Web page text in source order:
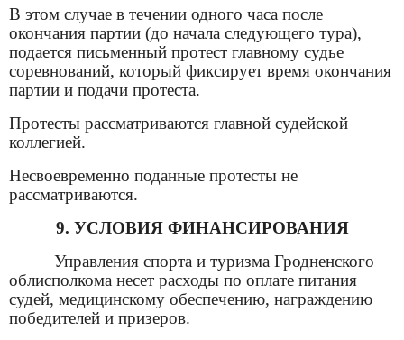
В этом случае в течении одного часа после
окончания партии (до начала следующего тура),
подается письменный протест главному судье
соревнований, который фиксирует время окончания
партии и подачи протеста.
Протесты рассматриваются главной судейской
коллегией.
Несвоевременно поданные протесты не
рассматриваются.
9. УСЛОВИЯ ФИНАНСИРОВАНИЯ
Управления спорта и туризма Гродненского
облисполкома несет расходы по оплате питания
судей, медицинскому обеспечению, награждению
победителей и призеров.